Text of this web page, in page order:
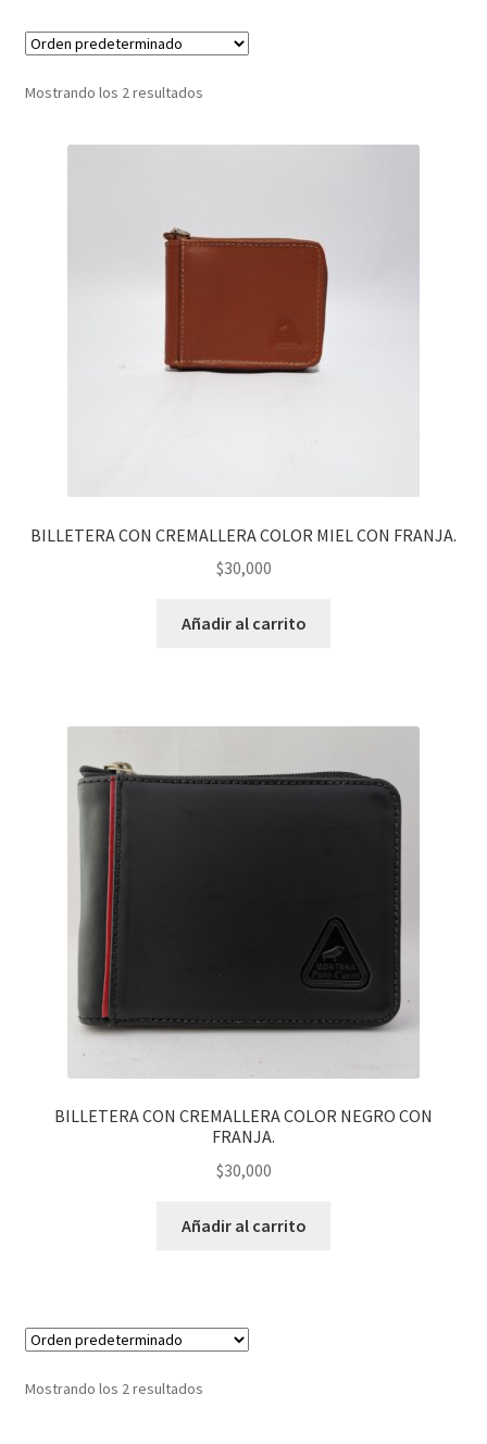
Infantil
Mostrando los 2 resultados
BILLETERA CON CREMALLERA COLOR MIEL CON FRANJA.
$30,000
Añadir al carrito
BILLETERA CON CREMALLERA COLOR NEGRO CON
FRANJA.
$30,000
Añadir al carrito
Mostrando los 2 resultados